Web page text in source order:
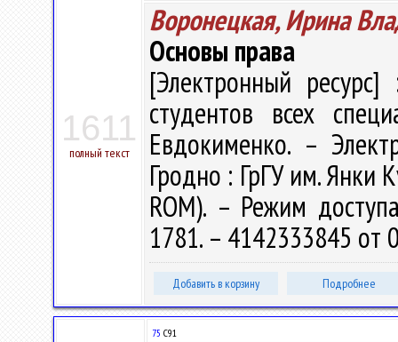
1611
полный текст
Воронецкая, Ирина
Основы права
[Электронный ресурс]
студентов всех
Евдокименко. –
Гродно : ГрГУ им. Янки
ROM). – Режим
1781. – 4142333845 от
Добавить в корзину Подробнее
75 С91